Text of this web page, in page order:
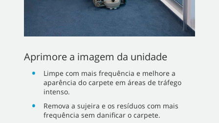
Aprimore a imagem da unidade
Limpe com mais frequência e melhore a
aparência do carpete em áreas de tráfego
intenso.
Remova a sujeira e os resíduos com mais
frequência sem danificar o carpete.